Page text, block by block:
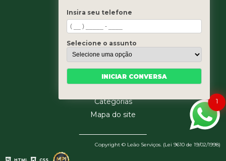
Home
Quem somos
Serviços
Blog
Categorias
Mapa do site
Copyright © Leão Serviços. (Lei 9610 de 19/02/1998)
HTML CSS
1
Insira seu telefone
Selecione o assunto
INICIAR CONVERSA